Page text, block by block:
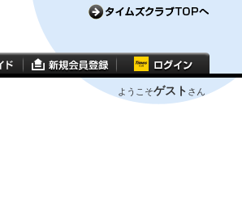
ようこそゲスト さん